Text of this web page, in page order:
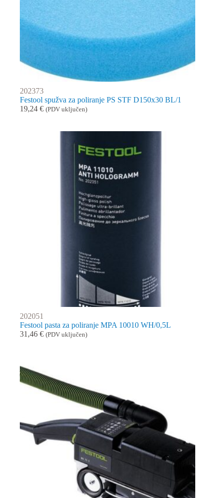
202373
Festool spužva za poliranje PS STF D150x30 BL/1
19,24 € (PDV uključen)
202051
Festool pasta za poliranje MPA 10010 WH/0,5L
31,46 € (PDV uključen)